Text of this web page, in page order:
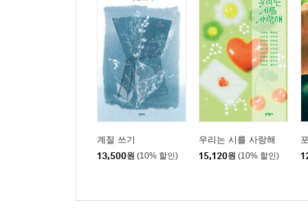
계절 쓰기
13,500원 (10% 할인)
우리는 시를 사랑해
15,120원 (10% 할인)